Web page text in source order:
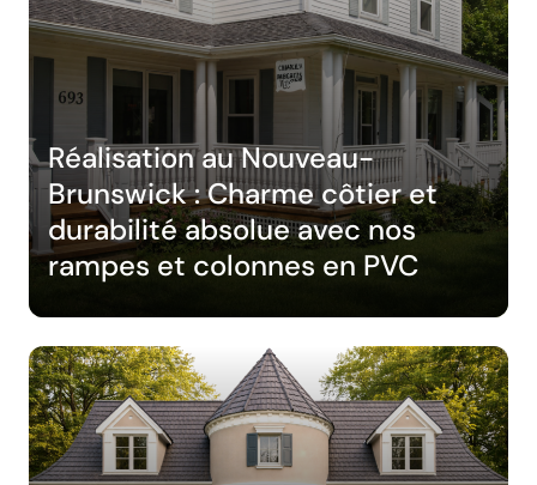
Réalisation au Nouveau-
Brunswick : Charme côtier et
durabilité absolue avec nos
rampes et colonnes en PVC